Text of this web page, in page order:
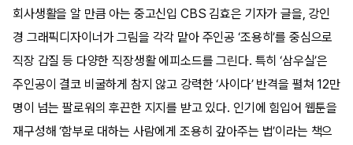
회사생활을 알 만큼 아는 중고신입 CBS 김효은 기자가 글을, 강인
경 그래픽디자이너가 그림을 각각 맡아 주인공 ‘조용히’를 중심으로
직장 갑질 등 다양한 직장생활 에피소드를 그린다. 특히 ‘삼우실’은
주인공이 결코 비굴하게 참지 않고 강력한 ‘사이다’ 반격을 펼쳐 12만
명이 넘는 팔로워의 후끈한 지지를 받고 있다. 인기에 힘입어 웹툰을
재구성해 ‘함부로 대하는 사람에게 조용히 갚아주는 법’이라는 책으